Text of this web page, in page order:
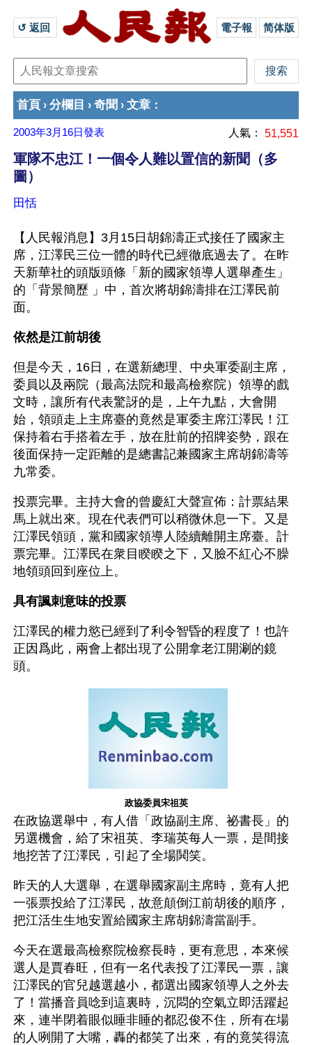
↺ 返回 電子報 简体版
首頁 › 分欄目 › 奇聞 › 文章 ：
2003年3月16日發表 人氣： 51,551
軍隊不忠江！一個令人難以置信的新聞（多
圖）
田恬
【人民報消息】3月15日胡錦濤正式接任了國家主
席，江澤民三位一體的時代已經徹底過去了。在昨
天新華社的頭版頭條「新的國家領導人選舉產生」
的「背景簡歷 」中，首次將胡錦濤排在江澤民前
面。
依然是江前胡後
但是今天，16日，在選新總理、中央軍委副主席，
委員以及兩院（最高法院和最高檢察院）領導的戲
文時，讓所有代表驚訝的是，上午九點，大會開
始，領頭走上主席臺的竟然是軍委主席江澤民！江
保持着右手搭着左手，放在肚前的招牌姿勢，跟在
後面保持一定距離的是總書記兼國家主席胡錦濤等
九常委。
投票完畢。主持大會的曾慶紅大聲宣佈：計票結果
馬上就出來。現在代表們可以稍微休息一下。又是
江澤民領頭，黨和國家領導人陸續離開主席臺。計
票完畢。江澤民在衆目睽睽之下，又臉不紅心不臊
地領頭回到座位上。
具有諷刺意味的投票
江澤民的權力慾已經到了利令智昏的程度了！也許
正因爲此，兩會上都出現了公開拿老江開涮的鏡
頭。
政協委員宋祖英
在政協選舉中，有人借「政協副主席、祕書長」的
另選機會，給了宋祖英、李瑞英每人一票，是間接
地挖苦了江澤民，引起了全場鬨笑。
昨天的人大選舉，在選舉國家副主席時，竟有人把
一張票投給了江澤民，故意顛倒江前胡後的順序，
把江活生生地安置給國家主席胡錦濤當副手。
今天在選最高檢察院檢察長時，更有意思，本來候
選人是賈春旺，但有一名代表投了江澤民一票，讓
江澤民的官兒越選越小，都選出國家領導人之外去
了！當播音員唸到這裏時，沉悶的空氣立即活躍起
來，連半閉着眼似睡非睡的都忍俊不住，所有在場
的人咧開了大嘴，轟的都笑了出來，有的竟笑得流